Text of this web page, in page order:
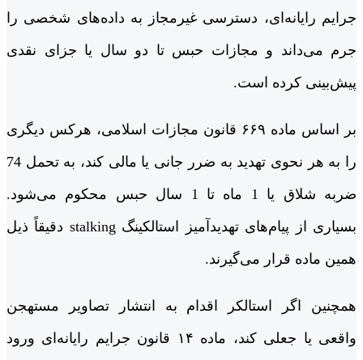
جرایم رایانه‌ای، دسترسی غیرمجاز به داده‌های شخصی را
جرم می‌داند و مجازات حبس تا دو سال یا جزای نقدی
پیش‌بینی کرده است.
بر اساس ماده ۶۶۹ قانون مجازات اسلامی، هرکس دیگری
را به هر نحوی تهدید به ضرر جانی یا مالی کند، به تحمل 74
ضربه شلاق یا 1 ماه تا 1 سال حبس محکوم می‌شود.
بسیاری از پیام‌های تهدیدآمیز استالکینگ stalking دقیقاً ذیل
همین ماده قرار می‌گیرند.
همچنین اگر استالکر اقدام به انتشار تصاویر مستهجن
واقعی یا جعلی کند، ماده ۱۴ قانون جرایم رایانه‌ای ورود